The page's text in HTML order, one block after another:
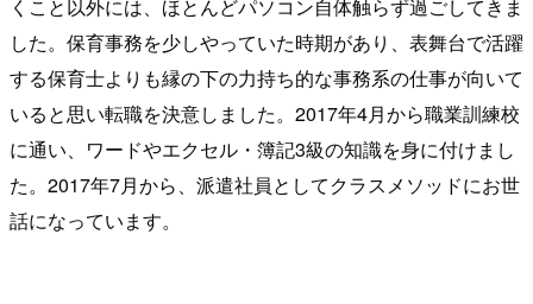
くこと以外には、ほとんどパソコン自体触らず過ごしてきま
した。保育事務を少しやっていた時期があり、表舞台で活躍
する保育士よりも縁の下の力持ち的な事務系の仕事が向いて
いると思い転職を決意しました。2017年4月から職業訓練校
に通い、ワードやエクセル・簿記3級の知識を身に付けまし
た。2017年7月から、派遣社員としてクラスメソッドにお世
話になっています。